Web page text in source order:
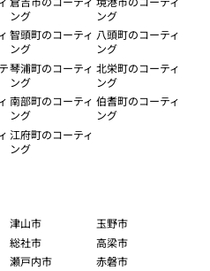
ング
ング
智頭町のコーティ
ング
八頭町のコーティ
ング
琴浦町のコーティ
ング
北栄町のコーティ
ング
南部町のコーティ
ング
伯耆町のコーティ
ング
江府町のコーティ
ング
津山市
玉野市
総社市
高梁市
瀬戸内市
赤磐市